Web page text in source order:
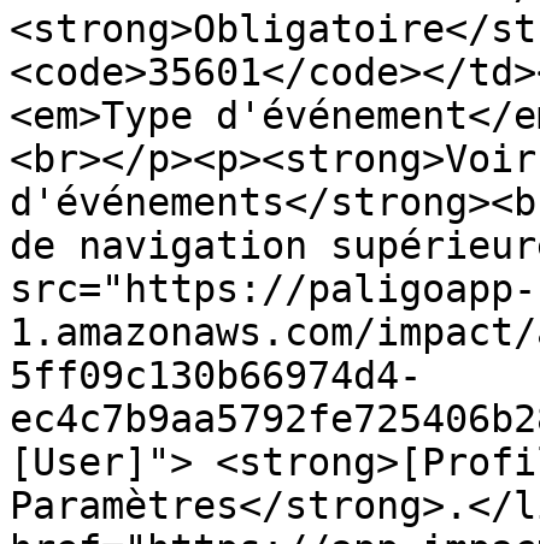
<strong>Obligatoire</
<code>35601</code></
<em>Type
<br></
d'événements</
de navigation
src="https://paligoapp-
1.amazonaws.com/
5ff09c130b66974d4-
[User]">
Paramètres</